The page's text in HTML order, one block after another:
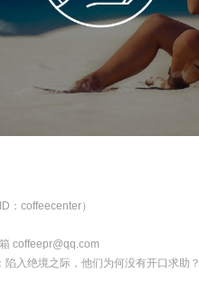
：coffeecenter）
coffeepr@qq.com
陷入绝境之际，他们为何没有开口求助？